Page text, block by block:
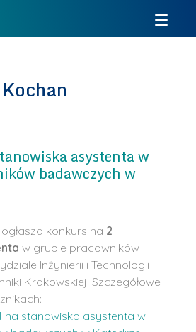
asystenta w
badawczych w
konkurs na 2
w grupie pracowników
Inżynierii i Technologii
Krakowskiej. Szczegółowe
na stanowisko asystenta w